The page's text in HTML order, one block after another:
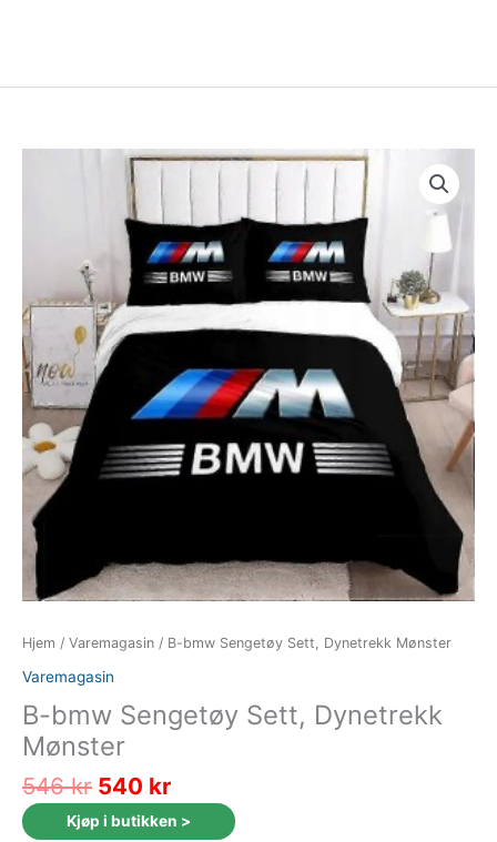
Hjem / Varemagasin / B-bmw Sengetøy Sett, Dynetrekk Mønster
Varemagasin
B-bmw Sengetøy Sett, Dynetrekk
Mønster
546kr Opprinnelig
pris
var:
540 krNåværende
pris
er:
Kjøp i butikken >